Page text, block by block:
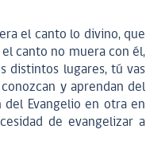
el canto lo divino, que
canto no muera con él,
distintos lugares, tú vas
y aprendan del
del Evangelio en otra en
de evangelizar a